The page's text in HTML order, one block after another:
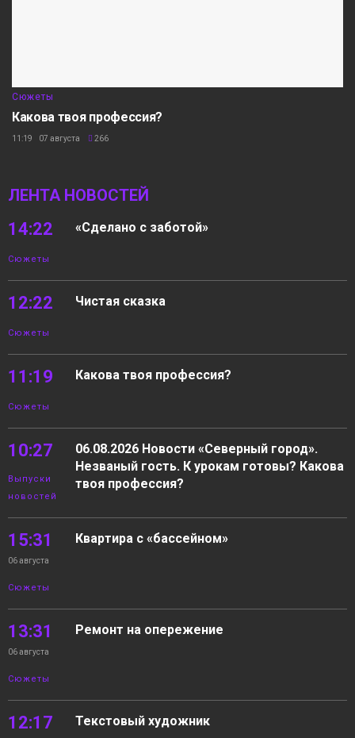
Сюжеты
Какова твоя профессия?
11:19 07 августа 266
ЛЕНТА НОВОСТЕЙ
14:22
Сюжеты
«Сделано с заботой»
12:22
Сюжеты
Чистая сказка
11:19
Сюжеты
Какова твоя профессия?
10:27
Выпуски
новостей
06.08.2026 Новости «Северный город».
Незваный гость. К урокам готовы? Какова
твоя профессия?
15:31
06 августа
Сюжеты
Квартира с «бассейном»
13:31
06 августа
Сюжеты
Ремонт на опережение
12:17 Текстовый художник